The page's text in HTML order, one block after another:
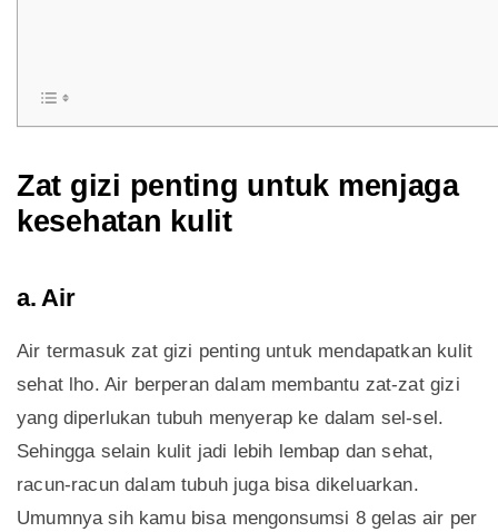
Zat gizi penting untuk menjaga
kesehatan kulit
a. Air
Air termasuk zat gizi penting untuk mendapatkan kulit
sehat lho. Air berperan dalam membantu zat-zat gizi
yang diperlukan tubuh menyerap ke dalam sel-sel.
Sehingga selain kulit jadi lebih lembap dan sehat,
racun-racun dalam tubuh juga bisa dikeluarkan.
Umumnya sih kamu bisa mengonsumsi 8 gelas air per